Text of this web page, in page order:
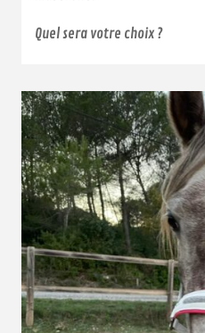
Quel sera votre choix ?